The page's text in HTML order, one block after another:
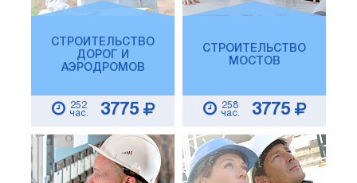
СТРОИТЕЛЬСТВО
ДОРОГ И
АЭРОДРОМОВ
252
час.
3775
СТРОИТЕЛЬСТВО
МОСТОВ
258
час.
3775